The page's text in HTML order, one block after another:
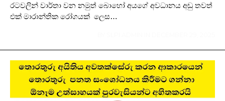
රටවලින් වාර්තා වන නමුත් බොහෝ අයගේ අවධානය අඩු තවත්
එක් මාරාන්තික රෝගයක් ලෙස…